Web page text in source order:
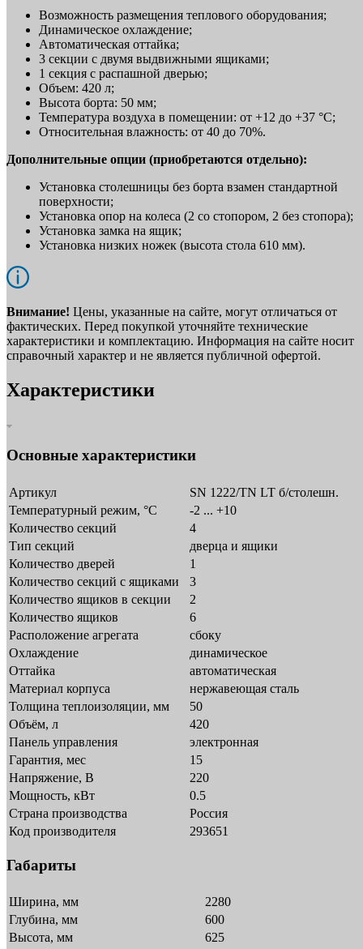
Возможность размещения теплового оборудования;
Динамическое охлаждение;
Автоматическая оттайка;
3 секции с двумя выдвижными ящиками;
1 секция с распашной дверью;
Объем: 420 л;
Высота борта: 50 мм;
Температура воздуха в помещении: от +12 до +37 °C;
Относительная влажность: от 40 до 70%.
Дополнительные опции (приобретаются отдельно):
Установка столешницы без борта взамен стандартной
поверхности;
Установка опор на колеса (2 со стопором, 2 без стопора);
Установка замка на ящик;
Установка низких ножек (высота стола 610 мм).
Внимание! Цены, указанные на сайте, могут отличаться от
фактических. Перед покупкой уточняйте технические
характеристики и комплектацию. Информация на сайте носит
справочный характер и не является публичной офертой.
Характеристики
Основные характеристики
Артикул
SN 1222/TN LT б/столешн.
Температурный режим, °C
-2 ... +10
Количество секций
4
Тип секций
дверца и ящики
Количество дверей
1
Количество секций с ящиками
3
Количество ящиков в секции
2
Количество ящиков
6
Расположение агрегата
сбоку
Охлаждение
динамическое
Оттайка
автоматическая
Материал корпуса
нержавеющая сталь
Толщина теплоизоляции, мм
50
Объём, л
420
Панель управления
электронная
Гарантия, мес
15
Напряжение, В
220
Мощность, кВт
0.5
Страна производства
Россия
Код производителя
293651
Габариты
Ширина, мм
2280
Глубина, мм
600
Высота, мм
625